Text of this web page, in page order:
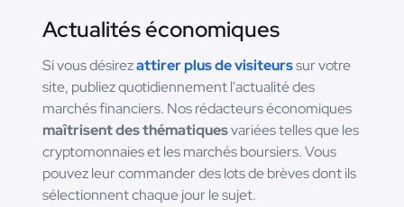
Actualités économiques
Si vous désirezattirer plus de visiteurssur votre
site, publiez quotidiennement l'actualité des
marchés financiers. Nos rédacteurs économiques
maîtrisent des thématiquesvariées telles que les
cryptomonnaies et les marchés boursiers. Vous
pouvez leur commander des lots de brèves dont ils
sélectionnent chaque jour le sujet.